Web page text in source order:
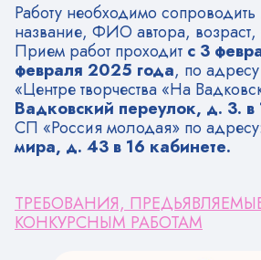
Работу необходимо
название, ФИО автора,
Прием работ проходит с 3
февраля 2025 года, по
«Центре творчества «На
Вадковский переулок, д. 3. в
СП «Россия молодая» по адресу:
мира, д. 43 в 16 кабинете.
ТРЕБОВАНИЯ,
КОНКУРСНЫМ РАБОТАМ